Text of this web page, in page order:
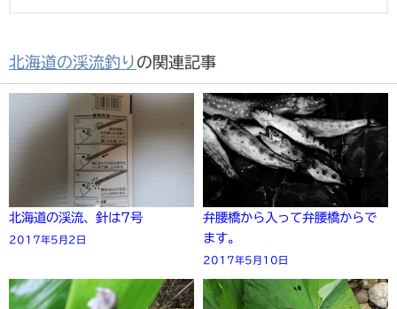
北海道の渓流釣り の関連記事
北海道の渓流、針は7号
2017年5月2日
弁腰橋から入って弁腰橋からで
ます。
2017年5月10日